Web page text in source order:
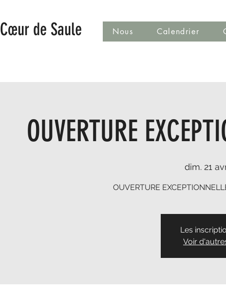
Cœur de Saule Nous Calendrier
OUVERTURE
dim. 21
OUVERTURE
Les
Voir